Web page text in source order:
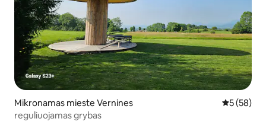
Mikronamas mieste Vernines Vidutinis
5 (58)
reguliuojamas grybas